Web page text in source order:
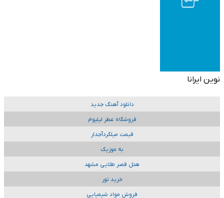
نوین ایرانا
دانلود آهنگ جدید
فروشگاه عطر لیلیوم
قیمت میلگردآجدار
به موزیک
هتل قصر طلایی مشهد
خرید تور
فروش مواد شیمیایی